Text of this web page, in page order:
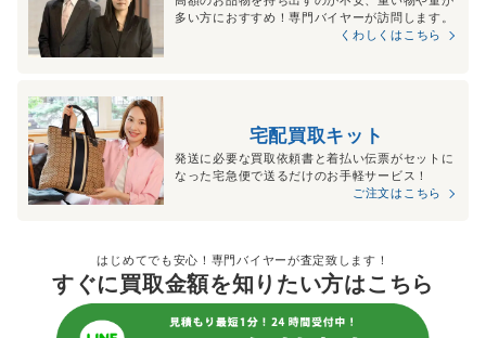
多い方におすすめ！専門バイヤーが訪問します。
くわしくはこちら
宅配買取キット
発送に必要な買取依頼書と着払い伝票がセットに
なった宅急便で送るだけのお手軽サービス！
ご注文はこちら
はじめてでも安心！専門バイヤーが査定致します！
すぐに買取金額を知りたい方はこちら